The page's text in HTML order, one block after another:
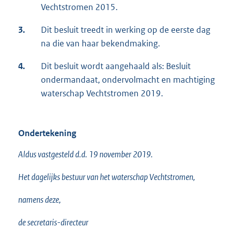
Vechtstromen 2015.
3.
Dit besluit treedt in werking op de eerste dag
na die van haar bekendmaking.
4.
Dit besluit wordt aangehaald als: Besluit
ondermandaat, ondervolmacht en machtiging
waterschap Vechtstromen 2019.
Ondertekening
Aldus vastgesteld d.d. 19 november 2019.
Het dagelijks bestuur van het waterschap Vechtstromen,
namens deze,
de secretaris-directeur